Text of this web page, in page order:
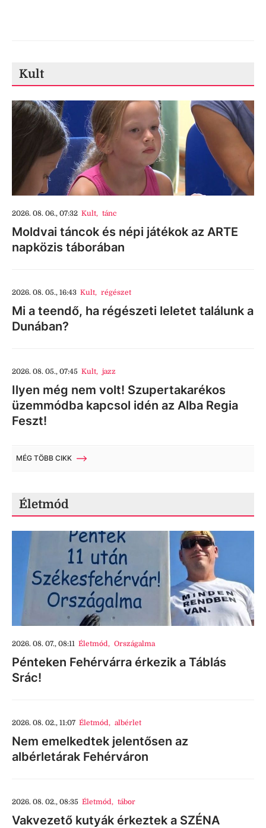
Kult
2026. 08. 06., 07:32 Kult, tánc
Moldvai táncok és népi játékok az ARTE
napközis táborában
2026. 08. 05., 16:43 Kult, régészet
Mi a teendő, ha régészeti leletet találunk a
Dunában?
2026. 08. 05., 07:45 Kult, jazz
Ilyen még nem volt! Szupertakarékos
üzemmódba kapcsol idén az Alba Regia
Feszt!
MÉG TÖBB CIKK
Életmód
2026. 08. 07., 08:11 Életmód, Országalma
Pénteken Fehérvárra érkezik a Táblás
Srác!
2026. 08. 02., 11:07 Életmód, albérlet
Nem emelkedtek jelentősen az
albérletárak Fehérváron
2026. 08. 02., 08:35 Életmód, tábor
Vakvezető kutyák érkeztek a SZÉNA